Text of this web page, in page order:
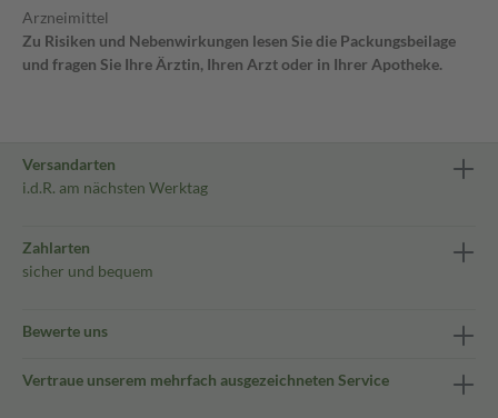
Arzneimittel
Zu Risiken und Nebenwirkungen lesen Sie die Packungsbeilage
und fragen Sie Ihre Ärztin, Ihren Arzt oder in Ihrer Apotheke.
Versandarten
i.d.R. am nächsten Werktag
Zahlarten
sicher und bequem
Bewerte uns
Vertraue unserem mehrfach ausgezeichneten Service